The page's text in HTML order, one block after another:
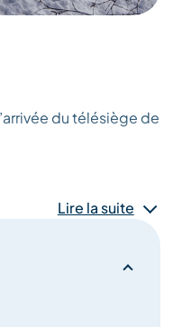
du télésiège de
Lire la suite